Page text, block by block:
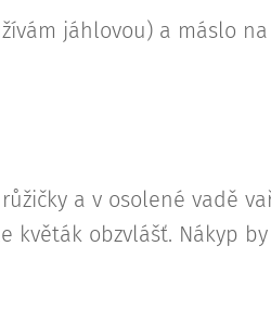
jáhlovou) a máslo
a v osolené vadě
květák obzvlášť. Nákyp